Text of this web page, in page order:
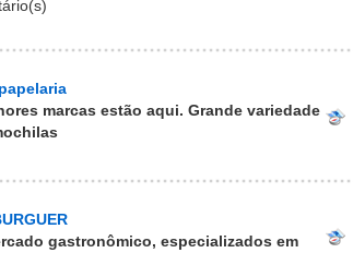
marcas estão aqui. Grande variedade
gastronômico, especializados em